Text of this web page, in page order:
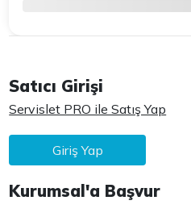
Satıcı Girişi
Servislet PRO ile Satış Yap
Giriş Yap
Kurumsal'a Başvur